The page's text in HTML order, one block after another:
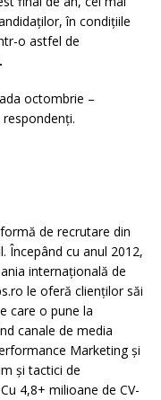
în condițiile
o astfel de
octombrie –
de recrutare din
Începând cu anul 2012,
internațională de
le oferă clienților săi
care o pune la
canale de media
Marketing și
și tactici de
4,8+ milioane de CV-